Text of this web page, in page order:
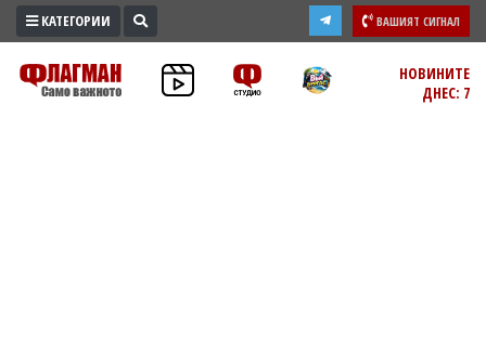
ПРОМО
ЗОНА
КАТЕГОРИИ ВАШИЯТ СИГНАЛ
НОВИНИТЕ
ДНЕС: 7